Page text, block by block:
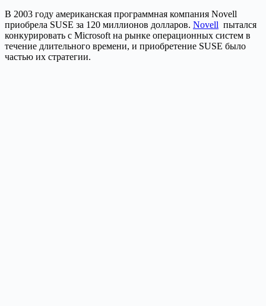
В 2003 году американская программная компания Novell
приобрела SUSE за 120 миллионов долларов. Novell пытался
конкурировать с Microsoft на рынке операционных систем в
течение длительного времени, и приобретение SUSE было
частью их стратегии.